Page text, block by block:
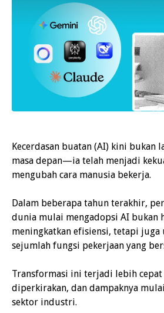
Kecerdasan buatan (AI) kini bukan
masa depan—ia telah menjadi
mengubah cara manusia bekerja.
Dalam beberapa tahun terakhir,
dunia mulai mengadopsi AI bukan
meningkatkan efisiensi, tetapi juga
sejumlah fungsi pekerjaan yang
Transformasi ini terjadi lebih
diperkirakan, dan dampaknya
sektor industri.